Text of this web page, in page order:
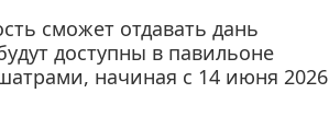
сможет отдавать дань
доступны в павильоне
начиная с 14 июня 2026